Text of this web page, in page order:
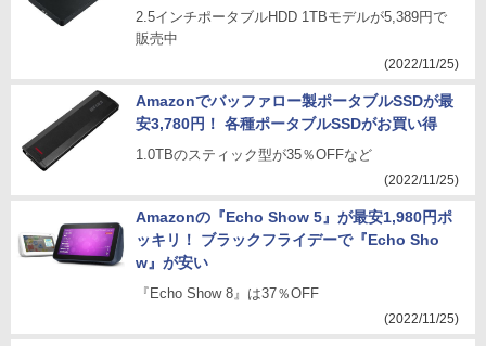
2.5インチポータブルHDD 1TBモデルが5,389円で
販売中
(2022/11/25)
Amazonでバッファロー製ポータブルSSDが最
安3,780円！ 各種ポータブルSSDがお買い得
1.0TBのスティック型が35％OFFなど
(2022/11/25)
Amazonの『Echo Show 5』が最安1,980円ポ
ッキリ！ ブラックフライデーで『Echo Sho
w』が安い
『Echo Show 8』は37％OFF
(2022/11/25)